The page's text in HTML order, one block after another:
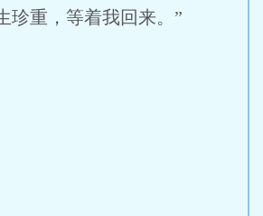
重，等着我回来。”